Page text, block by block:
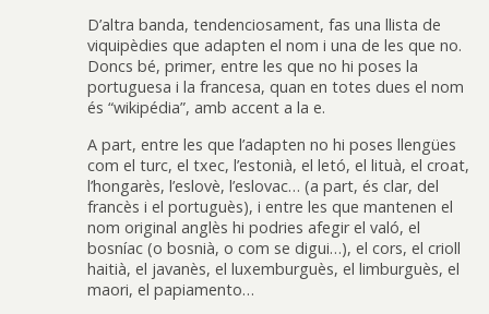
D’altra banda, tendenciosament, fas una llista de
viquipèdies que adapten el nom i una de les que no.
Doncs bé, primer, entre les que no hi poses la
portuguesa i la francesa, quan en totes dues el nom
és “wikipédia”, amb accent a la e.
A part, entre les que l’adapten no hi poses llengües
com el turc, el txec, l’estonià, el letó, el lituà, el croat,
l’hongarès, l’eslovè, l’eslovac… (a part, és clar, del
francès i el portuguès), i entre les que mantenen el
nom original anglès hi podries afegir el való, el
bosníac (o bosnià, o com se digui…), el cors, el crioll
haitià, el javanès, el luxemburguès, el limburguès, el
maori, el papiamento…